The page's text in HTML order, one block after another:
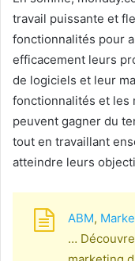
travail puissante et
fonctionnalités pour
efficacement leurs
de logiciels et leur
fonctionnalités et les
peuvent gagner du
tout en travaillant
atteindre leurs
ABM,
…